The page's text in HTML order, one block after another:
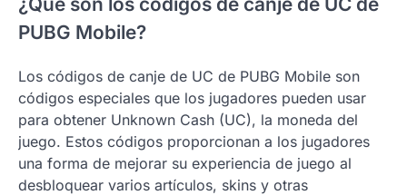
PUBG Mobile?
Los códigos de canje de UC de PUBG Mobile son
códigos especiales que los jugadores pueden usar
para obtener Unknown Cash (UC), la moneda del
juego. Estos códigos proporcionan a los jugadores
una forma de mejorar su experiencia de juego al
desbloquear varios artículos, skins y otras